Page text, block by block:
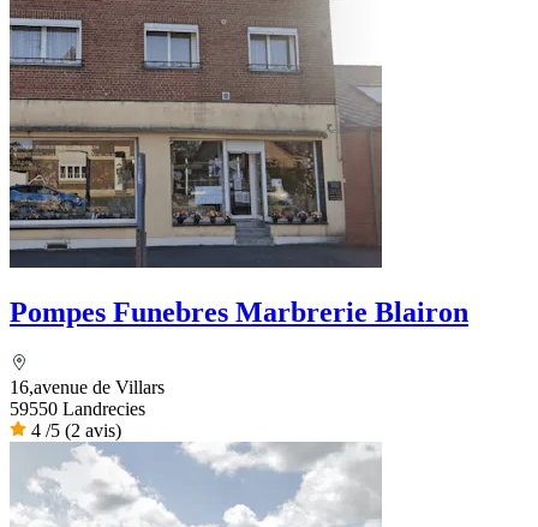
Pompes Funebres Marbrerie Blairon
16,avenue de Villars
59550 Landrecies
4 /5 (2 avis)